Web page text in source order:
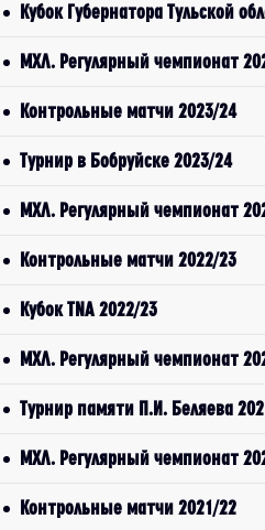
Кубок Губернатора Тульской
МХЛ. Регулярный чемпионат
Контрольные матчи 2023/24
Турнир в Бобруйске 2023/24
МХЛ. Регулярный чемпионат
Контрольные матчи 2022/23
Кубок TNA 2022/23
МХЛ. Регулярный чемпионат
Турнир памяти П.И. Беляева
МХЛ. Регулярный чемпионат
Контрольные матчи 2021/22